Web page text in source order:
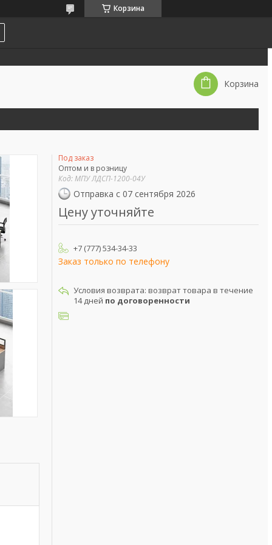
Корзина
Корзина
Под заказ
Оптом и в розницу
Код:МПУ ЛДСП-1200-04У
Отправка с 07 сентября 2026
Цену уточняйте
+7 (777) 534-34-33
Заказ только по телефону
возврат товара в течение
14 дней по договоренности